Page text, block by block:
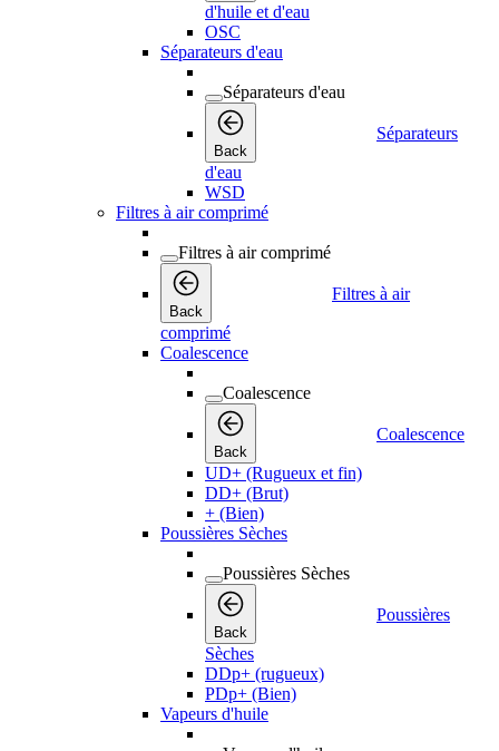
d'huile et d'eau
OSC
Séparateurs d'eau
Séparateurs d'eau
Back
Séparateurs
d'eau
WSD
Filtres à air comprimé
Filtres à air comprimé
Back
Filtres à air
comprimé
Coalescence
Coalescence
Back
Coalescence
UD+ (Rugueux et fin)
DD+ (Brut)
+ (Bien)
Poussières Sèches
Poussières Sèches
Back
Poussières
Sèches
DDp+ (rugueux)
PDp+ (Bien)
Vapeurs d'huile